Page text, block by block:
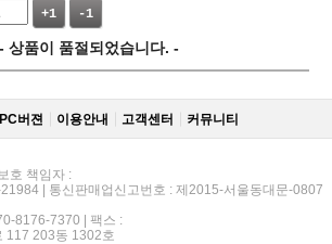
+1 -1
- 상품이 품절되었습니다. -
PC버젼 이용안내 고객센터 커뮤니티
호 책임자 :
| 통신판매업신고번호 : 제2015-서울동대문-0807
8176-7370 | 팩스 :
117 203동 1302호